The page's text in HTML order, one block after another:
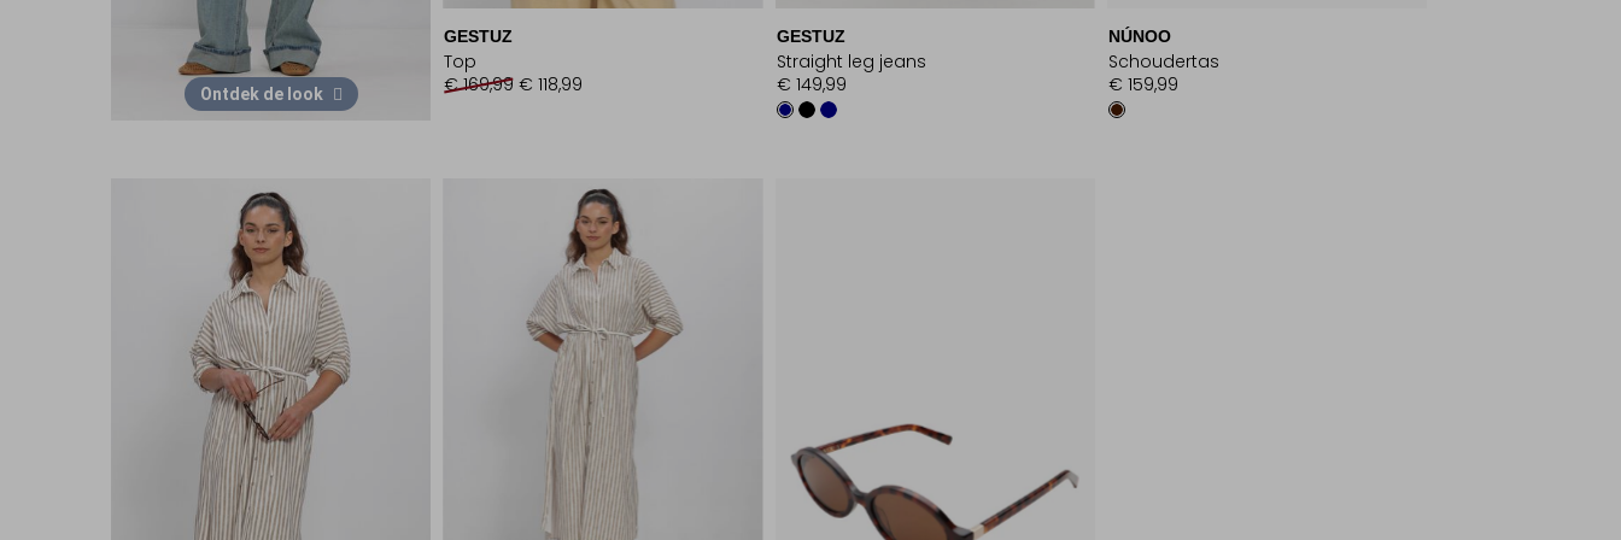
Ontdek de look
GESTUZ
Top
€ 169,99 € 118,99
GESTUZ
Straight leg jeans
€ 149,99
NÚNOO
Schoudertas
€ 159,99